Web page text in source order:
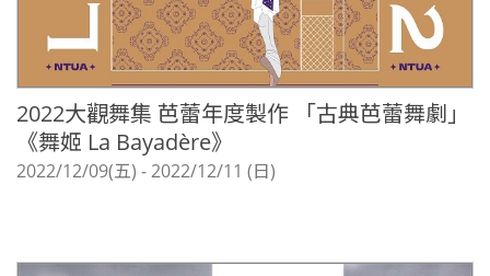
2022大觀舞集 芭蕾年度製作 「古典芭蕾舞劇」
《舞姬 La Bayadère》
2022/12/09(五) - 2022/12/11 (日)